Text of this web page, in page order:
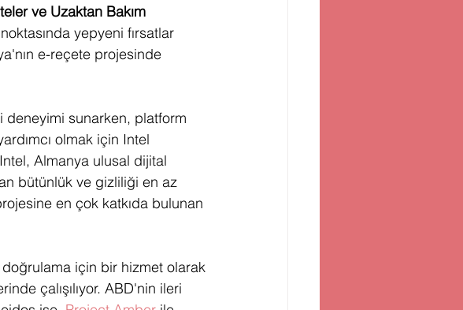
ve Uzaktan Bakım
yepyeni fırsatlar
e-reçete projesinde
sunarken, platform
olmak için Intel
Almanya ulusal dijital
bütünlük ve gizliliği en az
en çok katkıda bulunan
için bir hizmet olarak
çalışılıyor. ABD'nin ileri